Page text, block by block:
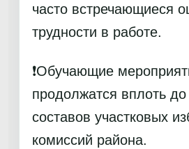
часто встречающиеся
трудности в работе.
❗️Обучающие
продолжатся вплоть до
составов участковых
комиссий района.